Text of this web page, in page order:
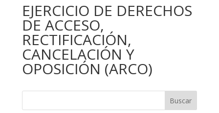
EJERCICIO DE DERECHOS
DE ACCESO,
RECTIFICACIÓN,
CANCELACIÓN Y
OPOSICIÓN (ARCO)
Buscar